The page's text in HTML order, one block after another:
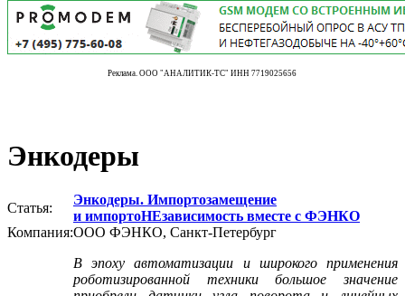
Реклама. ООО "АНАЛИТИК-ТС" ИНН 7719025656
Энкодеры
Статья:
Энкодеры. Импортозамещение
и импортоНЕзависимость вместе с ФЭНКО
Компания:ООО ФЭНКО, Санкт-Петербург
В эпоху автоматизации и широкого применения
роботизированной техники большое значение